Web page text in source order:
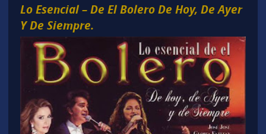
Lo Esencial – De El Bolero De Hoy, De Ayer
Y De Siempre.